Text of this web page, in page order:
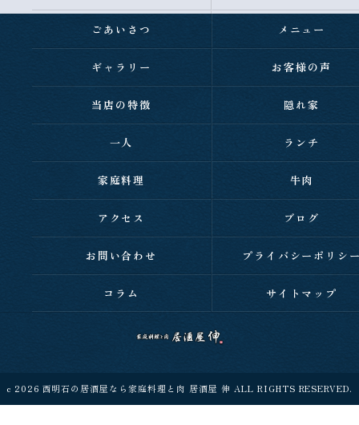
ごあいさつ メニュー
ギャラリー お客様の声
当店の特徴 隠れ家
一人 ランチ
家庭料理 牛肉
アクセス ブログ
お問い合わせ プライバシーポリシ
コラム サイトマップ
c 2026 西明石の居酒屋なら家庭料理と肉 居酒屋 伸 ALL RIGHTS RESERVED.